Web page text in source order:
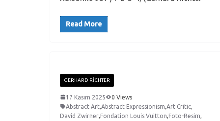
Read More
GERHARD RICHTER
17 Kasım 2025
0 Views
Abstract Art Abstract Expressionism Art Critic
David Zwirner Fondation Louis Vuitton Foto-Resim